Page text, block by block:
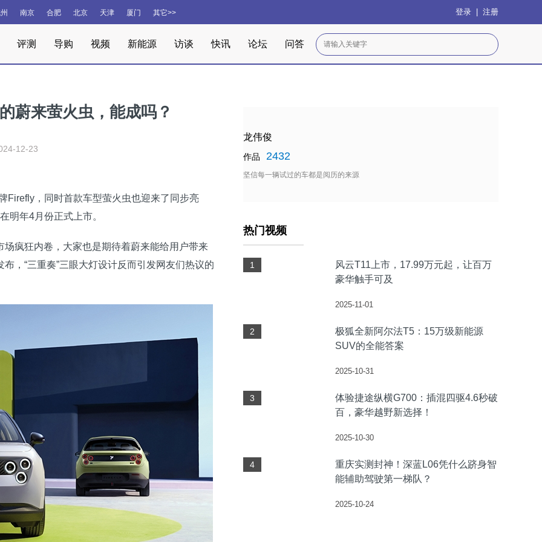
南京 合肥 北京 天津 厦门 其它>> 登录 注册
评测 导购 视频 新能源 访谈 快讯 论坛 问答
蔚来萤火虫，能成吗？
12-23
，同时首款车型萤火虫也迎来了同步亮
明年4月份正式上市。
狂内卷，大家也是期待着蔚来能给用户带来
，“三重奏”三眼大灯设计反而引发网友们热议的
龙伟俊
作品 2432
坚信每一辆试过的车都是阅历的来源
热门视频
1
风云T11上市，17.99万元起，让百万
豪华触手可及
2025-11-01
2
极狐全新阿尔法T5：15万级新能源
SUV的全能答案
2025-10-31
3
体验捷途纵横G700：插混四驱4.6秒破
百，豪华越野新选择！
2025-10-30
4
重庆实测封神！深蓝L06凭什么跻身智
能辅助驾驶第一梯队？
2025-10-24